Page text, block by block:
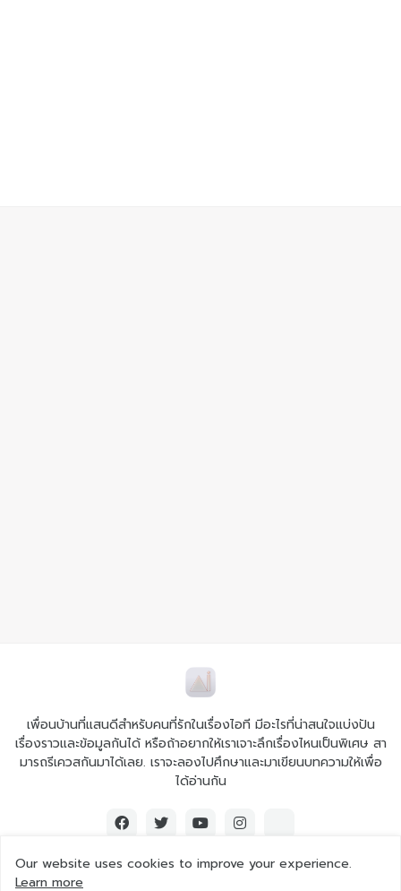
เพื่อนบ้านที่แสนดีสำหรับคนที่รักในเรื่องไอที มีอะไรที่น่าสนใจแบ่งปัน
เรื่องราวและข้อมูลกันได้ หรือถ้าอยากให้เราเจาะลึกเรื่องไหนเป็นพิเศษ สา
มารถรีเควสกันมาได้เลย. เราจะลองไปศึกษาและมาเขียนบทความให้เพื่อ
ได้อ่านกัน
Our website uses cookies to improve your experience.
Learn more